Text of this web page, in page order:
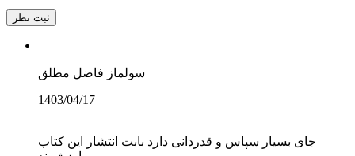
ثبت نظر
سولماز فاضل مطلق
1403/04/17
جای بسیار سپاس و قدردانی دارد بابت انتشار این کتاب